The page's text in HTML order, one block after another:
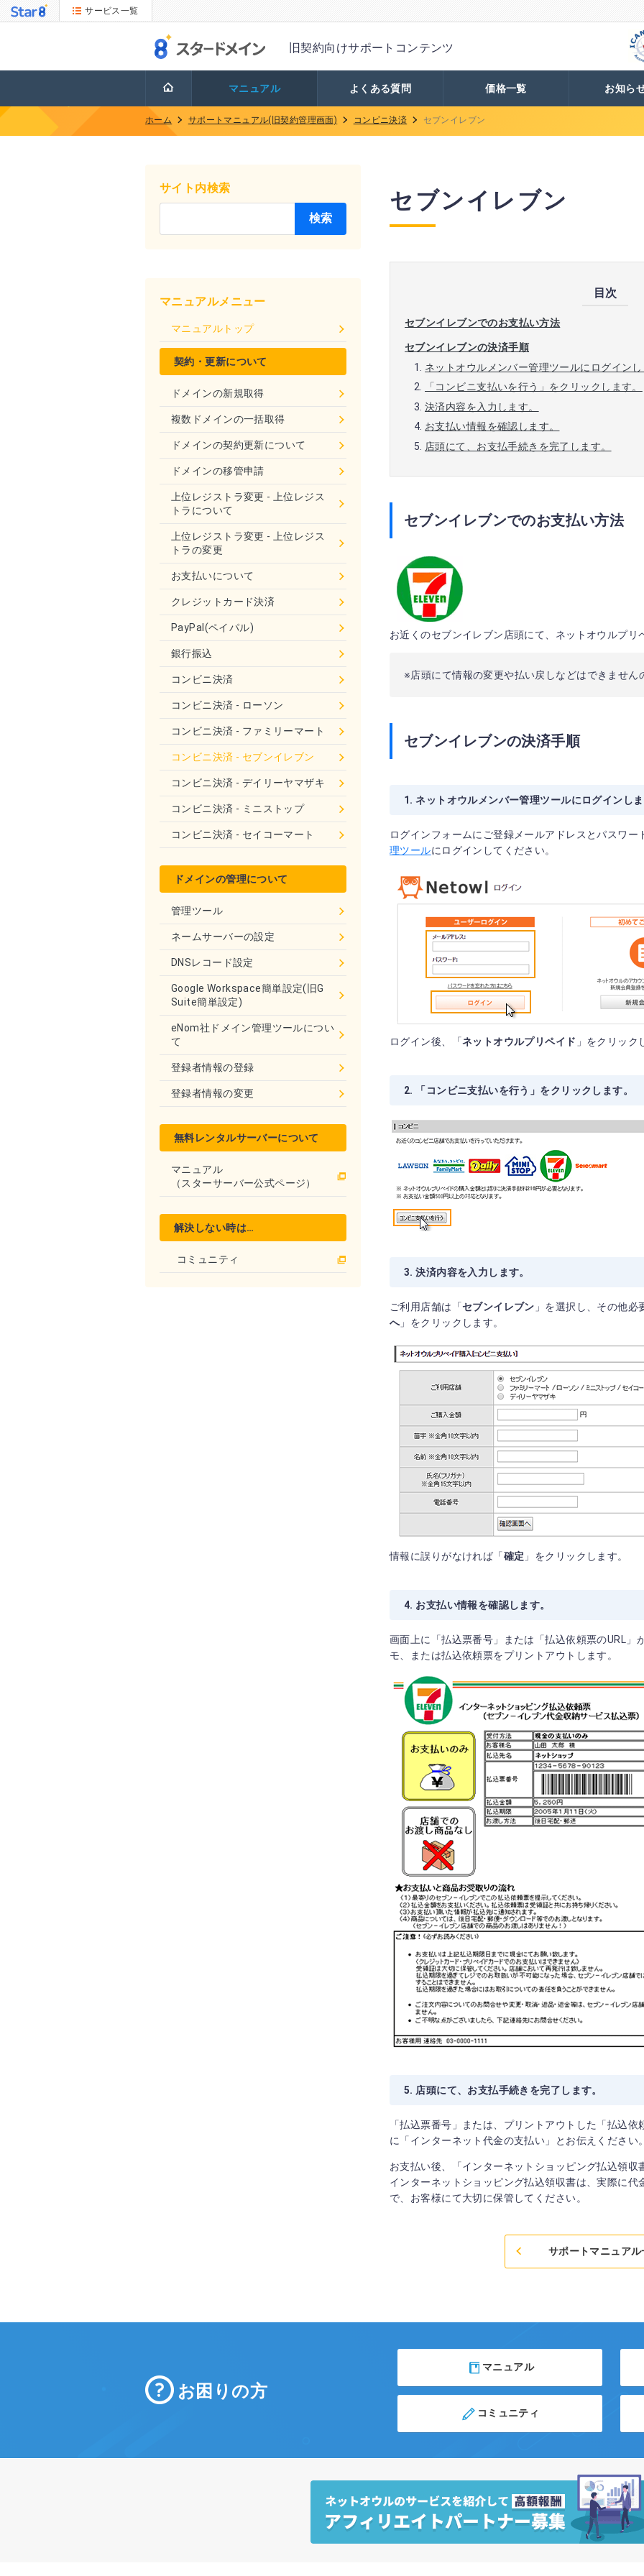
サービス一覧
旧契約向けサポートコンテンツ
マニュアル よくある質問 価格一覧 お知ら
ホーム サポートマニュアル(旧契約管理画面) コンビニ決済 セブンイレブン
セブンイレブン
目次
セブンイレブンでのお支払い方法
セブンイレブンの決済手順
ネットオウルメンバー管理ツールにログイン
「コンビニ支払いを行う」をクリックします。
決済内容を入力します。
お支払い情報を確認します。
店頭にて、お支払手続きを完了します。
セブンイレブンでのお支払い方法
お近くのセブンイレブン店頭にて、ネットオウルプ
※店頭にて情報の変更や払い戻しなどはできません
セブンイレブンの決済手順
1. ネットオウルメンバー管理ツールにログインし
ログインフォームにご登録メールアドレスとパスワー
理ツールにログインしてください。
ログイン後、「ネットオウルプリペイド 」をクリック
2. 「コンビニ支払いを行う」をクリックします。
3. 決済内容を入力します。
ご利用店舗は「セブンイレブン 」を選択し、その他
へ」をクリックします。
情報に誤りがなければ「確定 」をクリックします。
4. お支払い情報を確認します。
画面上に「払込票番号」または「払込依頼票のURL」
モ、または払込依頼票をプリントアウトします。
5. 店頭にて、お支払手続きを完了します。
「払込票番号」または、プリントアウトした「払込
に「インターネット代金の支払い」とお伝えください
お支払い後、「インターネットショッピング払込領収
インターネットショッピング払込領収書は、実際に
で、お客様にて大切に保管してください。
サポートマニュアル
サイト内検索
マニュアルメニュー
マニュアルトップ
契約・更新について
ドメインの新規取得
複数ドメインの一括取得
ドメインの契約更新について
ドメインの移管申請
上位レジストラ変更 - 上位レジス
トラについて
上位レジストラ変更 - 上位レジス
トラの変更
お支払いについて
クレジットカード決済
PayPal(ペイパル)
銀行振込
コンビニ決済
コンビニ決済 - ローソン
コンビニ決済 - ファミリーマート
コンビニ決済 - セブンイレブン
コンビニ決済 - デイリーヤマザキ
コンビニ決済 - ミニストップ
コンビニ決済 - セイコーマート
ドメインの管理について
管理ツール
ネームサーバーの設定
DNSレコード設定
Google Workspace簡単設定(旧G
Suite簡単設定)
eNom社ドメイン管理ツールについ
て
登録者情報の登録
登録者情報の変更
無料レンタルサーバーについて
マニュアル
（スターサーバー公式ページ）
解決しない時は…
コミュニティ
お困りの方
マニュアル
コミュニティ